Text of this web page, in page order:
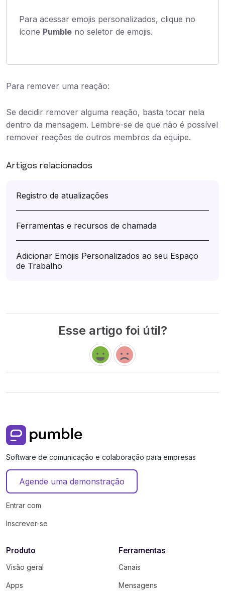
Para acessar emojis personalizados, clique no
ícone Pumble no seletor de emojis.
Para remover uma reação:
Se decidir remover alguma reação, basta tocar nela
dentro da mensagem. Lembre-se de que não é possível
remover reações de outros membros da equipe.
Artigos relacionados
Registro de atualizações
Ferramentas e recursos de chamada
Adicionar Emojis Personalizados ao seu Espaço
de Trabalho
Esse artigo foi útil?
Software de comunicação e colaboração para empresas
Agende uma demonstração
Entrar com
Inscrever-se
Produto
Visão geral
Apps
Ferramentas
Canais
Mensagens